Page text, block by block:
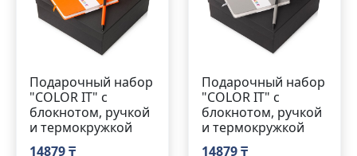
Подарочный набор
"COLOR IT" c
блокнотом, ручкой
и термокружкой
14879 ₸
Подарочный набор
"COLOR IT" c
блокнотом, ручкой
и термокружкой
14879 ₸